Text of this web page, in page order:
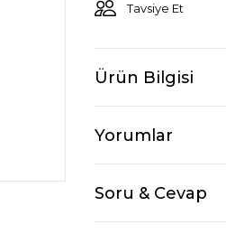
Tavsiye Et
Ürün Bilgisi
Yorumlar
Soru & Cevap